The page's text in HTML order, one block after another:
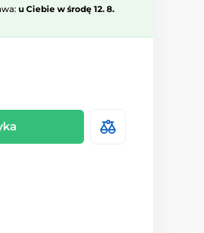
u Ciebie w środę 12. 8.